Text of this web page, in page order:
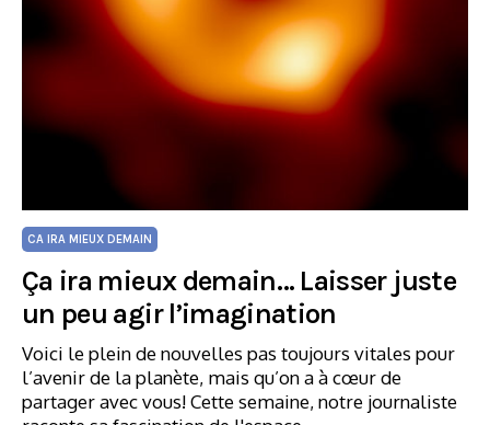
CA IRA MIEUX DEMAIN
Ça ira mieux demain… Laisser juste
un peu agir l’imagination
Voici le plein de nouvelles pas toujours vitales pour
l’avenir de la planète, mais qu’on a à cœur de
partager avec vous! Cette semaine, notre journaliste